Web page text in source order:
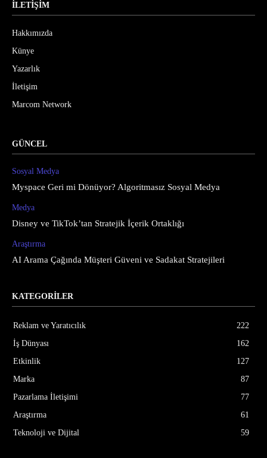
İLETİŞİM
Hakkımızda
Künye
Yazarlık
İletişim
Marcom Network
GÜNCEL
Sosyal Medya
Myspace Geri mi Dönüyor? Algoritmasız Sosyal Medya
Medya
Disney ve TikTok’tan Stratejik İçerik Ortaklığı
Araştırma
AI Arama Çağında Müşteri Güveni ve Sadakat Stratejileri
KATEGORİLER
Reklam ve Yaratıcılık
222
İş Dünyası
162
Etkinlik
127
Marka
87
Pazarlama İletişimi
77
Araştırma
61
Teknoloji ve Dijital
59